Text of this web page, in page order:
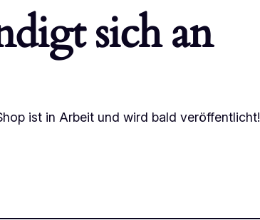
sich an
ist in Arbeit und wird bald veröffentlicht!